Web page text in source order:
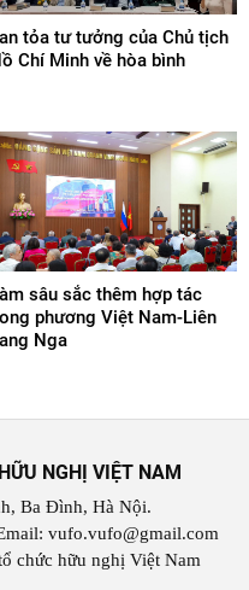
tỏa tư tưởng của Chủ tịch
Chí Minh về hòa bình
sâu sắc thêm hợp tác
phương Việt Nam-Liên
Nga
NGHỊ VIỆT NAM
Ba Đình, Hà Nội.
vufo.vufo@gmail.com
chức hữu nghị Việt Nam